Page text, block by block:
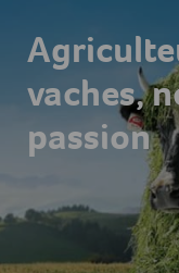
vaches,
passion